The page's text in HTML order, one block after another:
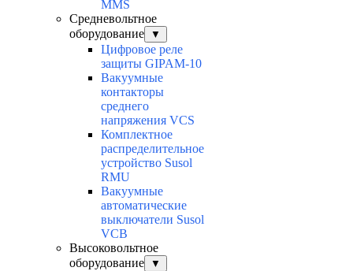
MMS
Средневольтное
оборудование
▼
Цифровое реле
защиты GIPAM-10
Вакуумные
контакторы
среднего
напряжения VCS
Комплектное
распределительное
устройство Susol
RMU
Вакуумные
автоматические
выключатели Susol
VCB
Высоковольтное
оборудование
▼